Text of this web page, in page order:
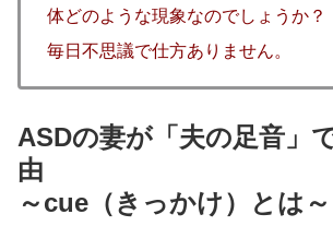
体どのような現象なのでしょうか？
毎日不思議で仕方ありません。
ASDの妻が「夫の足音」
由
～cue（きっかけ）とは～